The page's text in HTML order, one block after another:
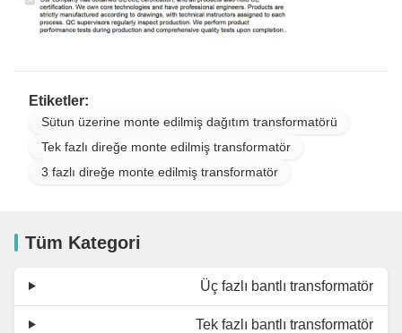
Etiketler:
Sütun üzerine monte edilmiş dağıtım transformatörü
Tek fazlı direğe monte edilmiş transformatör
3 fazlı direğe monte edilmiş transformatör
Tüm Kategori
Üç fazlı bantlı transformatör
Tek fazlı bantlı transformatör